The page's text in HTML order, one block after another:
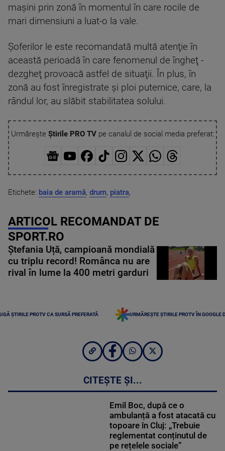
maşini prin zonă în momentul în care rocile de
mari dimensiuni a luat-o la vale.
Şoferilor le este recomandată multă atenţie în
această perioadă în care fenomenul de îngheţ -
dezgheţ provoacă astfel de situaţii. În plus, în
zonă au fost înregistrate şi ploi puternice, care, la
rândul lor, au slăbit stabilitatea solului.
Urmărește Știrile PRO TVpe canalul de social media preferat:
Etichete: baia de aramă, drum, piatra,
ARTICOL RECOMANDAT DE
SPORT.RO
Ștefania Uță, campioană mondială
cu triplu record! Românca nu are
rival în lume la 400 metri garduri
ȘTIRILE PROTV CA SURSĂ PREFERATĂ URMĂREȘTE ȘTIRILE PROTV ÎN GOOGLE
CITEȘTE ȘI...
Emil Boc, după ce o
ambulanță a fost atacată cu
topoare în Cluj: „Trebuie
reglementat conținutul de
pe rețelele sociale”